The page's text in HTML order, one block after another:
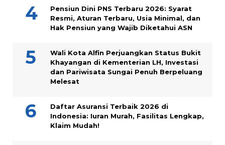
Pensiun Dini PNS Terbaru 2026: Syarat
Resmi, Aturan Terbaru, Usia Minimal, dan
Hak Pensiun yang Wajib Diketahui ASN
Wali Kota Alfin Perjuangkan Status Bukit
Khayangan di Kementerian LH, Investasi
dan Pariwisata Sungai Penuh Berpeluang
Melesat
Daftar Asuransi Terbaik 2026 di
Indonesia: Iuran Murah, Fasilitas Lengkap,
Klaim Mudah!